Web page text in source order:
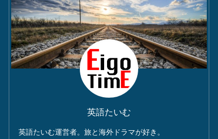
英語たいむ
英語たいむ運営者。旅と海外ドラマが好き。